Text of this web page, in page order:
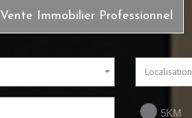
Vente Immobilier Professionnel
Localisation
5KM